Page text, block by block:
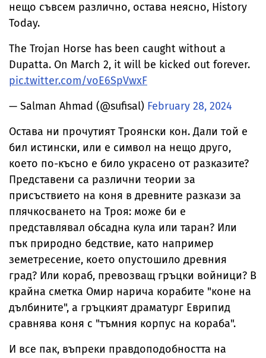
нещо съвсем различно, остава неясно, History
Today.
The Trojan Horse has been caught without a
Dupatta. On March 2, it will be kicked out forever.
pic.twitter.com/voE6SpVwxF
— Salman Ahmad (@sufisal) February 28, 2024
Остава ни прочутият Троянски кон. Дали той е
бил истински, или е символ на нещо друго,
което по-късно е било украсено от разказите?
Представени са различни теории за
присъствието на коня в древните разкази за
плячкосването на Троя: може би е
представлявал обсадна кула или таран? Или
пък природно бедствие, като например
земетресение, което опустошило древния
град? Или кораб, превозващ гръцки войници? В
крайна сметка Омир нарича корабите "коне на
дълбините", а гръцкият драматург Еврипид
сравнява коня с "тъмния корпус на кораба".
И все пак, въпреки правдоподобността на